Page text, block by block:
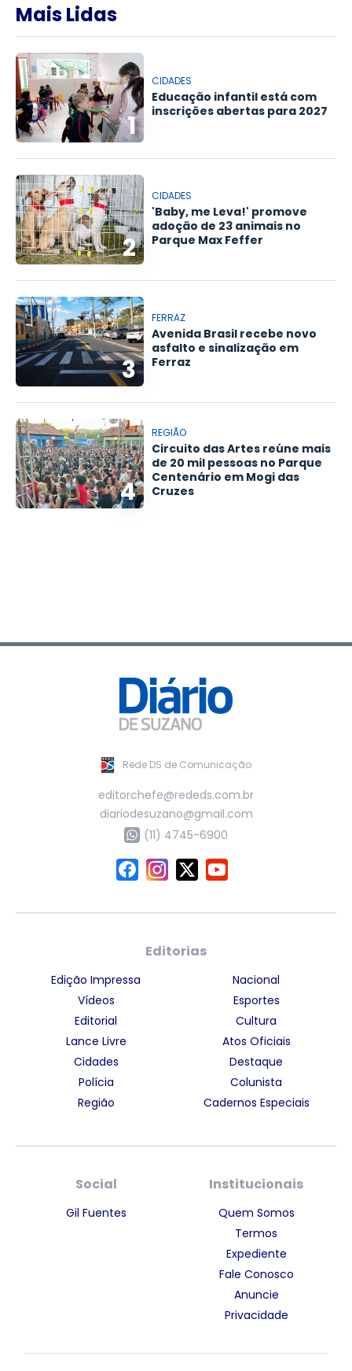
Mais Lidas
1
CIDADES
Educação infantil está com
inscrições abertas para 2027
2
CIDADES
'Baby, me Leva!' promove
adoção de 23 animais no
Parque Max Feffer
3
FERRAZ
Avenida Brasil recebe novo
asfalto e sinalização em
Ferraz
4
REGIÃO
Circuito das Artes reúne mais
de 20 mil pessoas no Parque
Centenário em Mogi das
Cruzes
Rede DS de Comunicação
editorchefe@rededs.com.br
diariodesuzano@gmail.com
(11) 4745-6900
Editorias
Edição Impressa
Vídeos
Editorial
Lance Livre
Cidades
Polícia
Região
Nacional
Esportes
Cultura
Atos Oficiais
Destaque
Colunista
Cadernos Especiais
Social
Gil Fuentes
Institucionais
Quem Somos
Termos
Expediente
Fale Conosco
Anuncie
Privacidade